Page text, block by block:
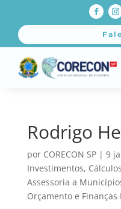
Rodrigo
por CORECON SP| 9
Investimentos,
Assessoria a
Orçamento e Finanças